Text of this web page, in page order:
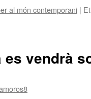
al món contemporani |
es vendrà